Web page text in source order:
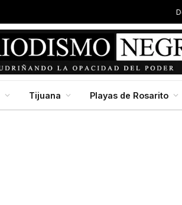
Tijuana Playas de Rosarito